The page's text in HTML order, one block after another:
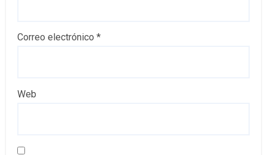
Correo electrónico *
Web